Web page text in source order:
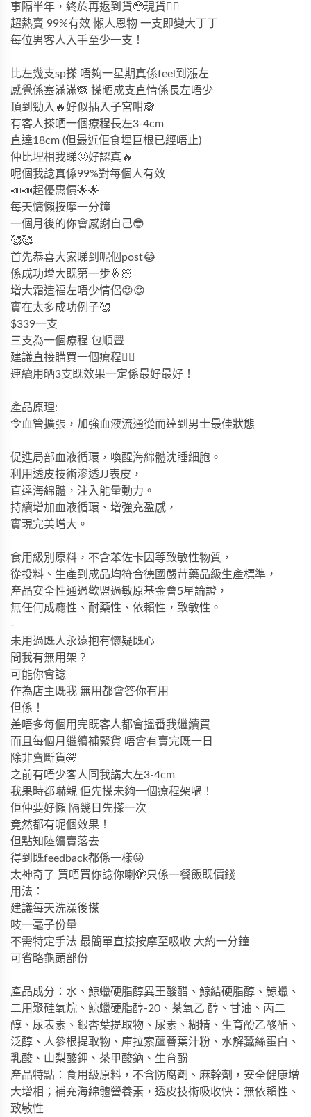
事隔半年，終於再返到貨🥹現貨✌🏻
超熱賣 99%有效 懶人恩物 一支即變大丁丁
每位男客人入手至少一支！
比左幾支sp搽 唔夠一星期真係feel到漲左
感覺係塞滿滿🙈 搽晒成支直情係長左唔少
頂到勁入🔥好似插入子宮咁🙈
有客人搽晒一個療程長左3-4cm
直達18cm (但最近佢食埋巨根已經唔止)
仲比埋相我睇🤢好認真🔥
呢個我諗真係99%對每個人有效
📣📣超優惠價🌟🌟
每天慵懶按摩一分鐘
一個月後的你會感謝自己😎
🥰🥰
首先恭喜大家睇到呢個post😂
係成功增大既第一步🤞🏻
增大霜造福左唔少情侶😍😍
實在太多成功例子🥰
$339一支
三支為一個療程 包順豐
建議直接購買一個療程✌🏻
連續用晒3支既效果一定係最好最好！
產品原理:
令血管擴張，加強血液流通從而達到男士最佳狀態
促進局部血液循環，喚醒海綿體沈睡細胞。
利用透皮技術滲透JJ表皮，
直達海綿體，注入能量動力。
持續增加血液循環、增強充盈感，
實現完美增大。
食用級別原料，不含苯佐卡因等致敏性物質，
從投料、生產到成品均符合德國嚴苛藥品級生產標準，
產品安全性通過歡盟過敏原基金會5星論證，
無任何成癮性、耐藥性、依賴性，致敏性。
-
未用過既人永遠抱有懷疑既心
問我有無用架？
可能你會諗
作為店主既我 無用都會答你有用
但係！
差唔多每個用完既客人都會搵番我繼續買
而且每個月繼續補緊貨 唔會有賣完既一日
除非賣斷貨🤣
之前有唔少客人同我講大左3-4cm
我果時都嚇親 佢先搽未夠一個療程架喎！
佢仲要好懶 隔幾日先搽一次
竟然都有呢個效果！
但點知陸續賣落去
得到既feedback都係一樣😜
太神奇了 買唔買你諗你喇🫣只係一餐飯既價錢
用法：
建議每天洗澡後搽
吱一毫子份量
不需特定手法 最簡單直接按摩至吸收 大約一分鐘
可省略龜頭部份
產品成分：水、鯨蠟硬脂醇異王酸醋、鯨結硬脂醇、鯨蠟、
二用聚硅氧烷、鯨蠟硬脂醇-20 、茶氧乙 醇、甘油、丙二
醇、尿表素、銀杏葉提取物、尿素、糊精、生育酚乙酸酯、
泛醇、人參根提取物、庫拉索蘆薈葉汁粉、水解蠶絲蛋白、
乳酸、山梨酸鉀、茶甲酸鈉、生育酚
產品特點：食用級原料，不含防腐劑、麻幹劑，安全健康增
大增相；補充海綿體營養素，透皮技術吸收快：無依賴性、
致敏性